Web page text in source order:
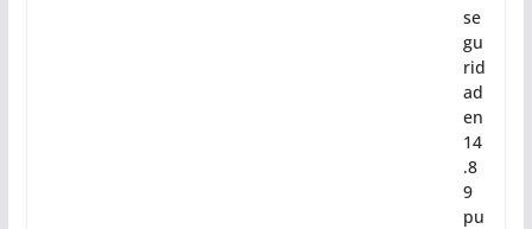
se
gu
rid
ad
en
14
.8
9
pu